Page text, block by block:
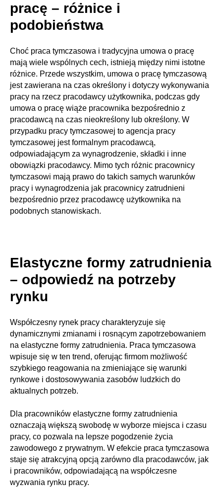
pracę – różnice i
podobieństwa
Choć praca tymczasowa i tradycyjna umowa o pracę
mają wiele wspólnych cech, istnieją między nimi istotne
różnice. Przede wszystkim, umowa o pracę tymczasową
jest zawierana na czas określony i dotyczy wykonywania
pracy na rzecz pracodawcy użytkownika, podczas gdy
umowa o pracę wiąże pracownika bezpośrednio z
pracodawcą na czas nieokreślony lub określony. W
przypadku pracy tymczasowej to agencja pracy
tymczasowej jest formalnym pracodawcą,
odpowiadającym za wynagrodzenie, składki i inne
obowiązki pracodawcy. Mimo tych różnic pracownicy
tymczasowi mają prawo do takich samych warunków
pracy i wynagrodzenia jak pracownicy zatrudnieni
bezpośrednio przez pracodawcę użytkownika na
podobnych stanowiskach.
Elastyczne formy zatrudnienia
– odpowiedź na potrzeby
rynku
Współczesny rynek pracy charakteryzuje się
dynamicznymi zmianami i rosnącym zapotrzebowaniem
na elastyczne formy zatrudnienia. Praca tymczasowa
wpisuje się w ten trend, oferując firmom możliwość
szybkiego reagowania na zmieniające się warunki
rynkowe i dostosowywania zasobów ludzkich do
aktualnych potrzeb.
Dla pracowników elastyczne formy zatrudnienia
oznaczają większą swobodę w wyborze miejsca i czasu
pracy, co pozwala na lepsze pogodzenie życia
zawodowego z prywatnym. W efekcie praca tymczasowa
staje się atrakcyjną opcją zarówno dla pracodawców, jak
i pracowników, odpowiadającą na współczesne
wyzwania rynku pracy.